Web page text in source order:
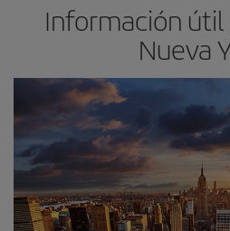
Información útil
Nueva